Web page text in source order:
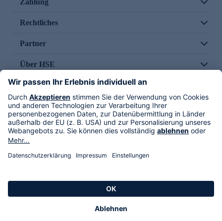
Zahlung
Rechtliches
Partner
Über HSE
Im TV
HSE International